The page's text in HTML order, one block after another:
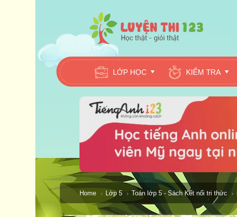
LỚP HỌC KIỂM TRA
Home Lớp 5 Toán lớp 5 - Sách Kết nối tri thức